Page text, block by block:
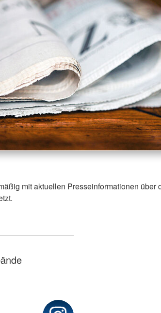
mit aktuellen Presseinformationen über